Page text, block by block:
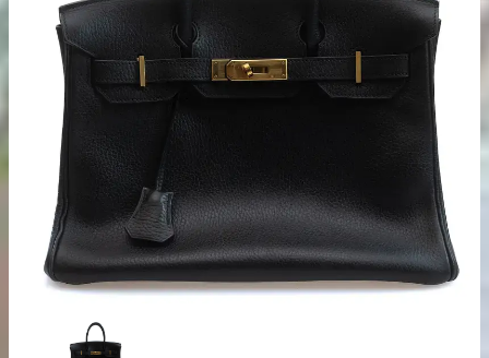
出張買取の
お申込み
LINE査定